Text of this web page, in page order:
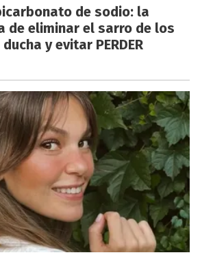
de sodio: la
de eliminar el sarro de los
y evitar PERDER